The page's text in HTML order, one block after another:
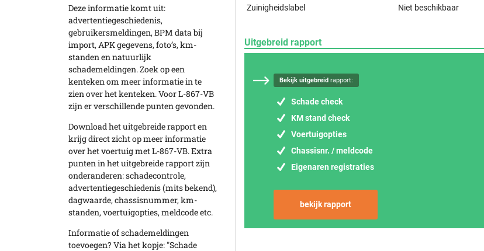
Deze informatie komt uit:
advertentiegeschiedenis,
gebruikersmeldingen, BPM data bij
import, APK gegevens, foto’s, km-
standen en natuurlijk
schademeldingen. Zoek op een
kenteken om meer informatie in te
zien over het kenteken. Voor L-867-VB
zijn er verschillende punten gevonden.
Download het uitgebreide rapport en
krijg direct zicht op meer informatie
over het voertuig met L-867-VB. Extra
punten in het uitgebreide rapport zijn
onderanderen: schadecontrole,
advertentiegeschiedenis (mits bekend),
dagwaarde, chassisnummer, km-
standen, voertuigopties, meldcode etc.
Informatie of schademeldingen
toevoegen? Via het kopje: "Schade
Zuinigheidslabel Niet beschikbaar
Uitgebreid rapport
Bekijk uitgebreid rapport:
Schade check
KM stand check
Voertuigopties
Chassisnr. / meldcode
Eigenaren registraties
bekijk rapport